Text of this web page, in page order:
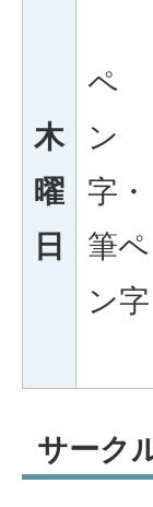
木
曜
日
ペ
ン
字・
筆ペ
ン字
サーク